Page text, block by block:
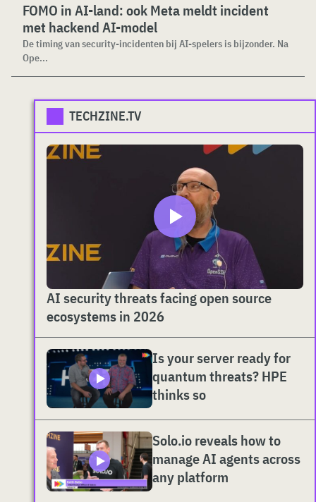
FOMO in AI-land: ook Meta meldt incident
met hackend AI-model
De timing van security-incidenten bij AI-spelers is bijzonder. Na
Ope...
TECHZINE.TV
AI security threats facing open source
ecosystems in 2026
Is your server ready for
quantum threats? HPE
thinks so
Solo.io reveals how to
manage AI agents across
any platform